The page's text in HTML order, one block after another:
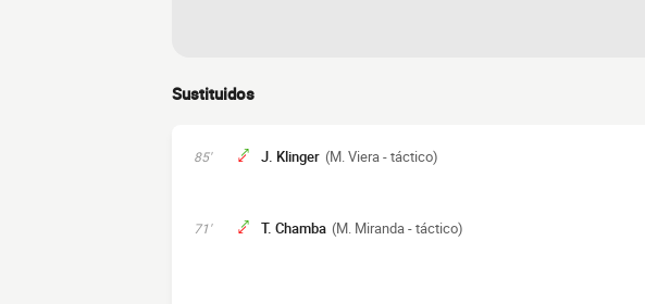
Sustituidos
85' J. Klinger (M. Viera - táctico)
71' T. Chamba (M. Miranda - táctico)